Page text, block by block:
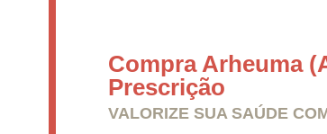
Compra Arheuma
Prescrição
VALORIZE SUA SAÚDE